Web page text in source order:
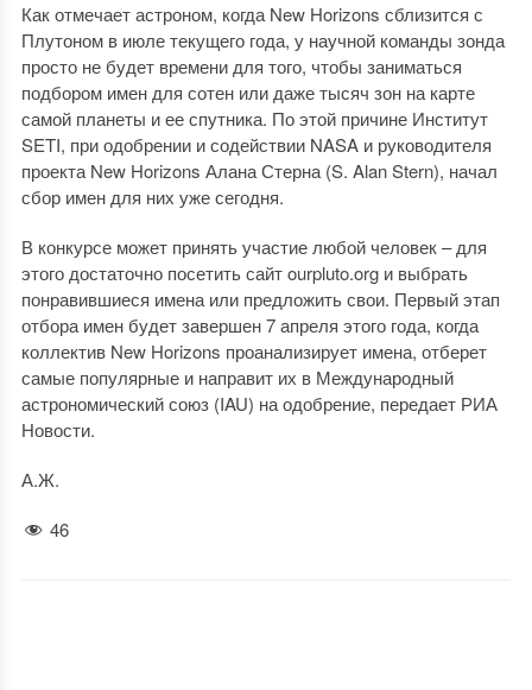
Как отмечает астроном, когда New Horizons сблизится с
Плутоном в июле текущего года, у научной команды зонда
просто не будет времени для того, чтобы заниматься
подбором имен для сотен или даже тысяч зон на карте
самой планеты и ее спутника. По этой причине Институт
SETI, при одобрении и содействии NASA и руководителя
проекта New Horizons Алана Стерна (S. Alan Stern), начал
сбор имен для них уже сегодня.
В конкурсе может принять участие любой человек – для
этого достаточно посетить сайт ourpluto.org и выбрать
понравившиеся имена или предложить свои. Первый этап
отбора имен будет завершен 7 апреля этого года, когда
коллектив New Horizons проанализирует имена, отберет
самые популярные и направит их в Международный
астрономический союз (IAU) на одобрение, передает РИА
Новости.
А.Ж.
46